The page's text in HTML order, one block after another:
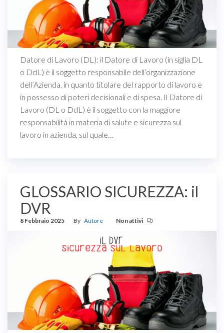
Datore di Lavoro (DL): il Datore di Lavoro (in siglia DL
o DdL) è il soggetto responsabile dell’organizzazione
dell’Azienda, in quanto titolare del rapporto di lavoro e
in possesso di poteri decisionali e di spesa. Il Datore di
Lavoro (DL o DdL) è il soggetto con la maggiore
responsabilità in materia di salute e sicurezza sul
lavoro in azienda, sul quale…
GLOSSARIO SICUREZZA: il
DVR
8 Febbraio 2025 By Autore Non attivi